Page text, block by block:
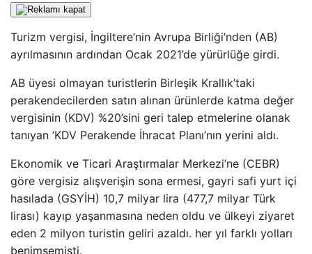
Turizm vergisi, İngiltere’nin Avrupa Birliği’nden (AB)
ayrılmasının ardından Ocak 2021’de yürürlüğe girdi.
AB üyesi olmayan turistlerin Birleşik Krallık’taki
perakendecilerden satın alınan ürünlerde katma değer
vergisinin (KDV) %20’sini geri talep etmelerine olanak
tanıyan ‘KDV Perakende İhracat Planı’nın yerini aldı.
Ekonomik ve Ticari Araştırmalar Merkezi’ne (CEBR)
göre vergisiz alışverişin sona ermesi, gayri safi yurt içi
hasılada (GSYİH) 10,7 milyar lira (477,7 milyar Türk
lirası) kayıp yaşanmasına neden oldu ve ülkeyi ziyaret
eden 2 milyon turistin geliri azaldı. her yıl farklı yolları
benimsemişti.